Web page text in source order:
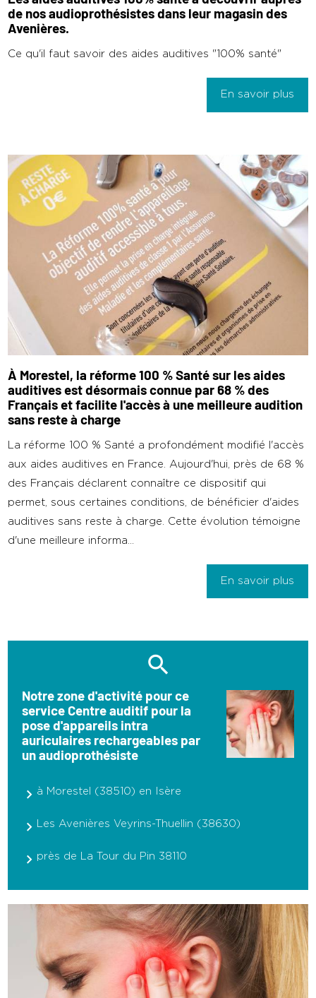
de nos audioprothésistes dans leur magasin des
Avenières.
Ce qu'il faut savoir des aides auditives "100% santé"
En savoir plus
À Morestel, la réforme 100 % Santé sur les aides
auditives est désormais connue par 68 % des
Français et facilite l'accès à une meilleure audition
sans reste à charge
La réforme 100 % Santé a profondément modifié l'accès
aux aides auditives en France. Aujourd'hui, près de 68 %
des Français déclarent connaître ce dispositif qui
permet, sous certaines conditions, de bénéficier d'aides
auditives sans reste à charge. Cette évolution témoigne
d'une meilleure informa...
En savoir plus
Notre zone d'activité pour ce
service Centre auditif pour la
pose d'appareils intra
auriculaires rechargeables par
un audioprothésiste
à Morestel (38510) en Isère
Les Avenières Veyrins-Thuellin (38630)
près de La Tour du Pin 38110